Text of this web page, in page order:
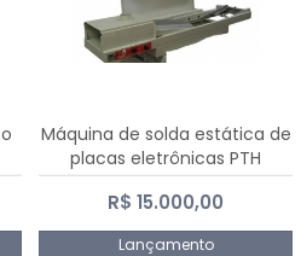
Máquina de solda estática de
placas eletrônicas PTH
DIALSAT
R$ 15.000,00
Lançamento